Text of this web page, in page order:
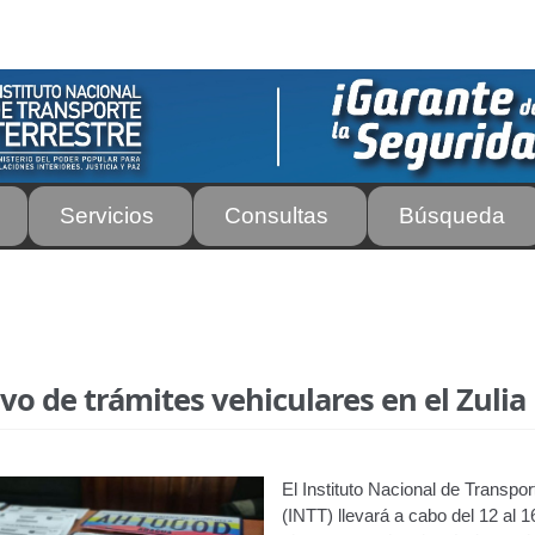
Servicios Consultas Búsqueda
Público de Personas Modalidad Periférico (RUTAS
Licencia para Conducir – Servicio Frecuente Llamado a
de trámites vehiculares en el Zulia
El Instituto Nacional de
(INTT) llevará a cabo del 12 al